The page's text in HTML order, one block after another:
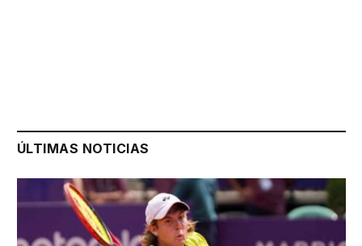
ÚLTIMAS NOTICIAS